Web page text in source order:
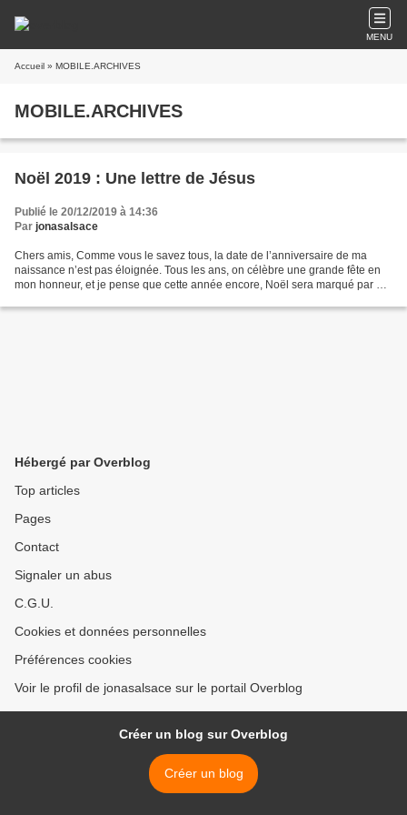
MENU
Accueil » MOBILE.ARCHIVES
MOBILE.ARCHIVES
Noël 2019 : Une lettre de Jésus
Publié le 20/12/2019 à 14:36
Par jonasalsace
Chers amis, Comme vous le savez tous, la date de l’anniversaire de ma
naissance n’est pas éloignée. Tous les ans, on célèbre une grande fête en
mon honneur, et je pense que cette année encore, Noël sera marqué par un
Hébergé par Overblog
Top articles
Pages
Contact
Signaler un abus
C.G.U.
Cookies et données personnelles
Préférences cookies
Voir le profil de jonasalsace sur le portail Overblog
Créer un blog sur Overblog
Créer un blog